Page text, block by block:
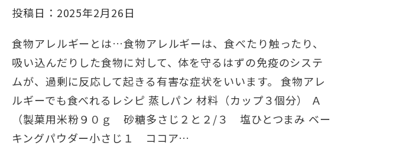
投稿日：2025年2月26日
食物アレルギーとは…食物アレルギーは、食べたり触ったり、
吸い込んだりした食物に対して、体を守るはずの免疫のシステ
ムが、過剰に反応して起きる有害な症状をいいます。 食物アレ
ルギーでも食べれるレシピ 蒸しパン 材料（カップ３個分） Ａ
（製菓用米粉９０ｇ 砂糖多さじ２と２/３ 塩ひとつまみ ベー
キングパウダー小さじ１ ココア…